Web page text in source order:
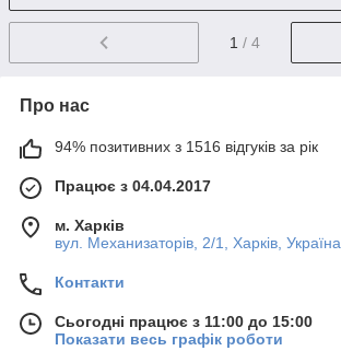
1 / 4
Про нас
94% позитивних з 1516 відгуків за рік
Працює з 04.04.2017
м. Харків
вул. Механизаторів, 2/1, Харків, Україна
Контакти
Сьогодні працює з 11:00 до 15:00
Показати весь графік роботи